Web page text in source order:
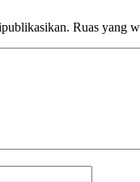
Ruas yang